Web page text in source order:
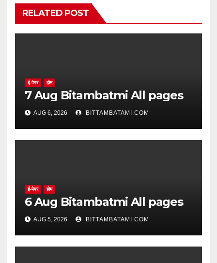
RELATED POST
ई-पेपर होम
7 Aug Bitambatmi All pages
AUG 6, 2026 BITTAMBATAMI.COM
ई-पेपर होम
6 Aug Bitambatmi All pages
AUG 5, 2026 BITTAMBATAMI.COM